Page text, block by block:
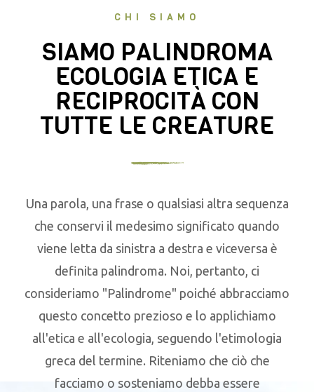
CHI SIAMO
SIAMO PALINDROMA
ECOLOGIA ETICA E
RECIPROCITÀ CON
TUTTE LE CREATURE
Una parola, una frase o qualsiasi altra sequenza
che conservi il medesimo significato quando
viene letta da sinistra a destra e viceversa è
definita palindroma. Noi, pertanto, ci
consideriamo "Palindrome" poiché abbracciamo
questo concetto prezioso e lo applichiamo
all'etica e all'ecologia, seguendo l'etimologia
greca del termine. Riteniamo che ciò che
facciamo o sosteniamo debba essere